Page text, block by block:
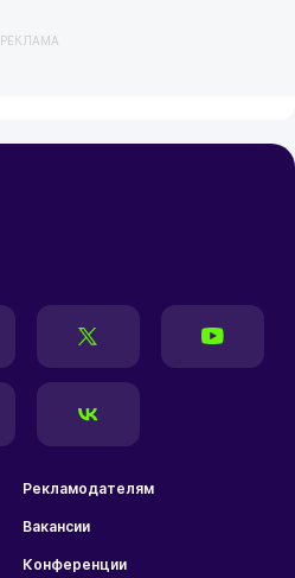
РЕКЛАМА
Рекламодателям
Вакансии
Конференции